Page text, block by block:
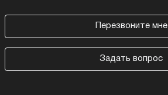
Перезвоните мне
Задать вопрос